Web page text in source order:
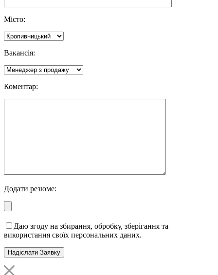
Місто:
Вакансія:
Коментар:
Додати резюме:
Даю згоду на збирання, обробку, зберігання та
використання своїх персональних даних.